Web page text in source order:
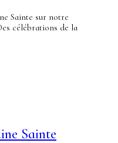
Sainte sur notre
célébrations de la
Sainte